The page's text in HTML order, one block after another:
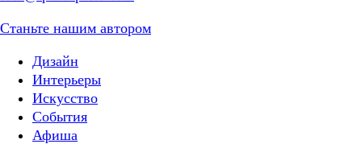
Станьте нашим автором
Дизайн
Интерьеры
Искусство
События
Афиша